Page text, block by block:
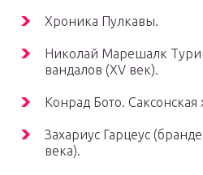
Хроника Пулкавы.
Николай Марешалк
вандалов (XV век).
Конрад Бото. Саксонская
Захариус Гарцеус
века).